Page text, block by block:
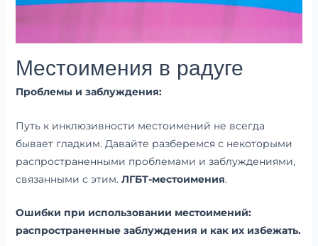
Местоимения в радуге
Проблемы и заблуждения:
Путь к инклюзивности местоимений не всегда
бывает гладким. Давайте разберемся с некоторыми
распространенными проблемами и заблуждениями,
связанными с этим. ЛГБТ-местоимения.
Ошибки при использовании местоимений:
распространенные заблуждения и как их избежать.